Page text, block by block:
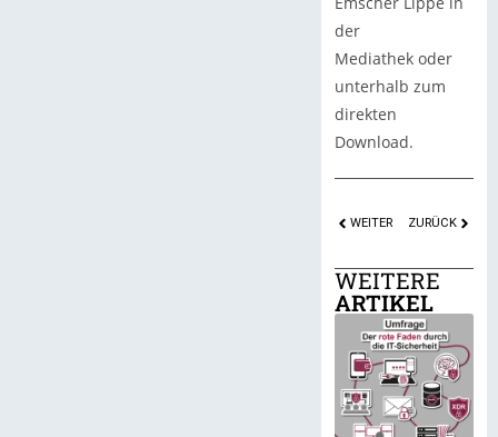
der
Mediathek oder
unterhalb zum
direkten
Download.
WEITER ZURÜCK
WEITERE
ARTIKEL